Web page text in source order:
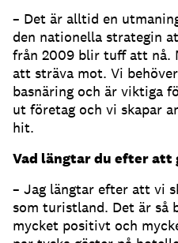
– Det är alltid en
den nationella strategin
från 2009 blir tuff att nå.
att sträva mot. Vi
basnäring och är viktiga
ut företag och vi skapar
hit.
Vad längtar du efter att
– Jag längtar efter att vi
som turistland. Det är så
mycket positivt och